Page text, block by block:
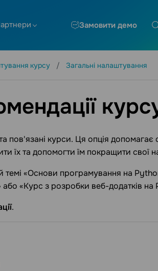
Замовити демо
курсу Загальні налаштування
пов'язані курси. Ця опція допомагає
їх та допомогти їм покращити свої
«Основи програмування на
«Курс з розробки веб-додатків на
.